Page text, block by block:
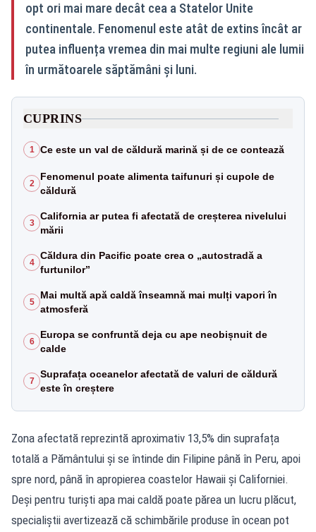
opt ori mai mare decât cea a Statelor Unite
continentale. Fenomenul este atât de extins încât ar
putea influența vremea din mai multe regiuni ale lumii
în următoarele săptămâni și luni.
CUPRINS
1 Ce este un val de căldură marină și de ce contează
2
Fenomenul poate alimenta taifunuri și cupole de
căldură
3
California ar putea fi afectată de creșterea nivelului
mării
4
Căldura din Pacific poate crea o „autostradă a
furtunilor”
5
Mai multă apă caldă înseamnă mai mulți vapori în
atmosferă
6
Europa se confruntă deja cu ape neobișnuit de
calde
7
Suprafața oceanelor afectată de valuri de căldură
este în creștere
Zona afectată reprezintă aproximativ 13,5% din suprafața
totală a Pământului și se întinde din Filipine până în Peru, apoi
spre nord, până în apropierea coastelor Hawaii și Californiei.
Deși pentru turiști apa mai caldă poate părea un lucru plăcut,
specialiștii avertizează că schimbările produse în ocean pot